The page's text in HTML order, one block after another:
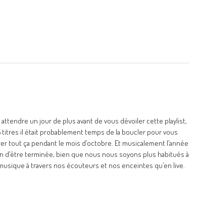
attendre un jour de plus avant de vous dévoiler cette playlist,
titres il était probablement temps de la boucler pour vous
tout ça pendant le mois d’octobre. Et musicalement l’année
d’être terminée, bien que nous nous soyons plus habitués à
à travers nos écouteurs et nos enceintes qu’en live.